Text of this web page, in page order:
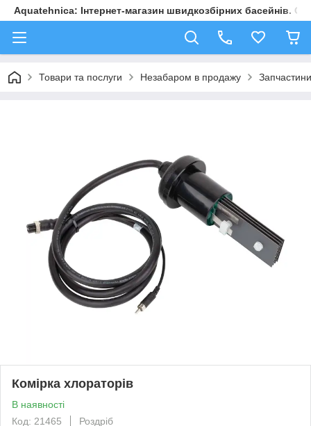
Aquatehnica: Інтернет-магазин швидкозбірних басейнів.
Товари та послуги Незабаром в продажу
Комірка хлораторів
В наявності
Код: 21465
Роздріб